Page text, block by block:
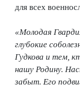
для всех
«Молодая
глубокие
Гудкова и тем,
нашу Родину.
забыт. Его